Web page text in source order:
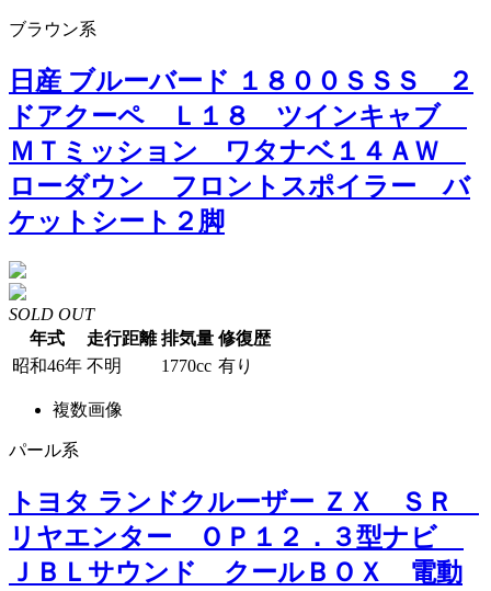
ブラウン系
日産 ブルーバード １８００ＳＳＳ ２
ドアクーペ Ｌ１８ ツインキャブ
ＭＴミッション ワタナベ１４ＡＷ
ローダウン フロントスポイラー バ
ケットシート２脚
SOLD OUT
年式
走行距離 排気量 修復歴
昭和46年 不明 1770cc 有り
複数画像
パール系
トヨタ ランドクルーザー ＺＸ ＳＲ
リヤエンター ＯＰ１２．３型ナビ
ＪＢＬサウンド クールＢＯＸ 電動